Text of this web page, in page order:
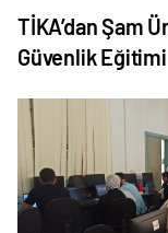
TİKA’dan Şam
Güvenlik Eğitimi